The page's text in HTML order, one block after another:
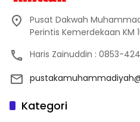
Pusat Dakwah
Perintis Kemerdekaan KM
Haris Zainuddin : 0853-
Kategori